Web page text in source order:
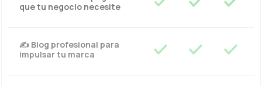
que tu negocio necesite
✍️ Blog profesional para
impulsar tu marca